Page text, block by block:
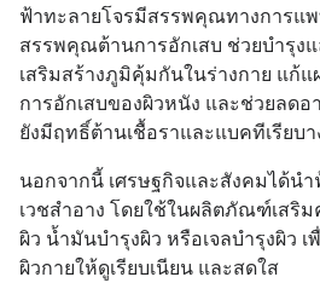
ฟ้าทะลายโจรมีสรรพคุณทางการแ
สรรพคุณต้านการอักเสบ ช่วยบำรุง
เสริมสร้างภูมิคุ้มกันในร่างกาย แก้
การอักเสบของผิวหนัง และช่วยลดอ
ยังมีฤทธิ์ต้านเชื้อราและแบคทีเรียบ
นอกจากนี้ เศรษฐกิจและสังคมได้น
เวชสำอาง โดยใช้ในผลิตภัณฑ์เสริ
ผิว น้ำมันบำรุงผิว หรือเจลบำรุงผิว
ผิวกายให้ดูเรียบเนียน และสดใส